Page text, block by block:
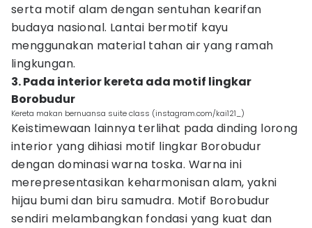
serta motif alam dengan sentuhan kearifan
budaya nasional. Lantai bermotif kayu
menggunakan material tahan air yang ramah
lingkungan.
3. Pada interior kereta ada motif lingkar
Borobudur
Kereta makan bernuansa suite class (instagram.com/kai121_)
Keistimewaan lainnya terlihat pada dinding lorong
interior yang dihiasi motif lingkar Borobudur
dengan dominasi warna toska. Warna ini
merepresentasikan keharmonisan alam, yakni
hijau bumi dan biru samudra. Motif Borobudur
sendiri melambangkan fondasi yang kuat dan